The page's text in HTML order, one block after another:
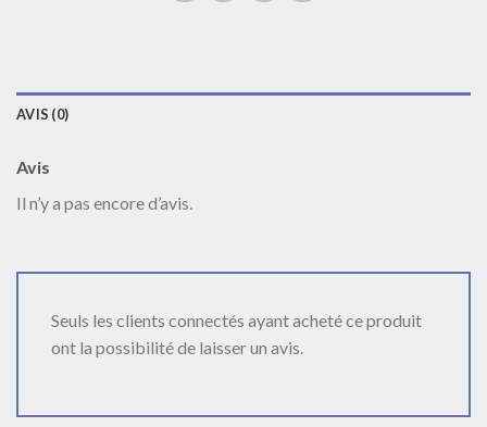
AVIS (0)
Avis
Il n’y a pas encore d’avis.
Seuls les clients connectés ayant acheté ce produit
ont la possibilité de laisser un avis.